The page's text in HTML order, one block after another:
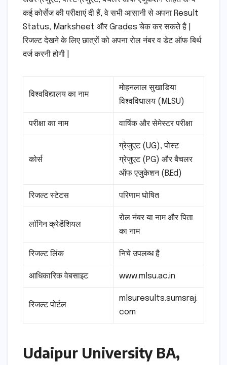
कई कोर्सेज की परीक्षाएं दी हैं, वे सभी आसानी से अपना Result
Status, Marksheet और Grades चेक कर सकते है |
रिजल्ट देखने के लिए छात्रों को अपना रोल नंबर व डेट ऑफ बिर्थ
दर्ज करनी होगी |
विश्वविद्यालय का नाम
मोहनलाल सुखाडिया
विश्वविधालय (MLSU)
परीक्षा का नाम वार्षिक और सेमेस्टर परीक्षा
कोर्स
ग्रेजुएट (UG), पोस्ट
ग्रेजुएट (PG) और बैचलर
ऑफ एजुकेशन (B.Ed)
रिजल्ट स्टेटस परिणाम घोषित
लॉगिन क्रेडेंशियल
रोल नंबर या नाम और पिता
का नाम
रिजल्ट लिंक निचे उपलब्ध है
आधिकारिक वेबसाइट www.mlsu.ac.in
रिजल्ट पोर्टल
mlsuresults.sumsraj.
com
Udaipur University BA,